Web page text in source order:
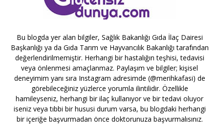
Bu blogda yer alan bilgiler, Sağlık Bakanlığı Gıda İlaç Dairesi
Başkanlığı ya da Gıda Tarım ve Hayvancılık Bakanlığı tarafından
değerlendirilmemiştir. Herhangi bir hastalığın teşhisi, tedavisi
veya önlenmesi amaçlanmaz. Paylaşım ve bilgiler; kişisel
deneyimim yanı sıra Instagram adresimde (@merihkafasi) de
görebileceğiniz yüzlerce yorumla ilintilidir. Özellikle
hamileyseniz, herhangi bir ilaç kullanıyor ve bir tedavi oluyor
iseniz veya tıbbi bir hususi durum varsa, bu blogdaki herhangi
bir içeriğe başvurmadan önce doktorunuza başvurmalısınız.